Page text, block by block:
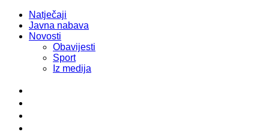
Natječaji
Javna nabava
Novosti
Obavijesti
Sport
Iz medija